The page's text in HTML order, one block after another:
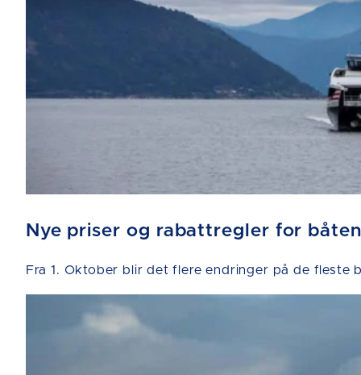
Nye priser og rabattregler for
Fra 1. Oktober blir det flere endringer på de